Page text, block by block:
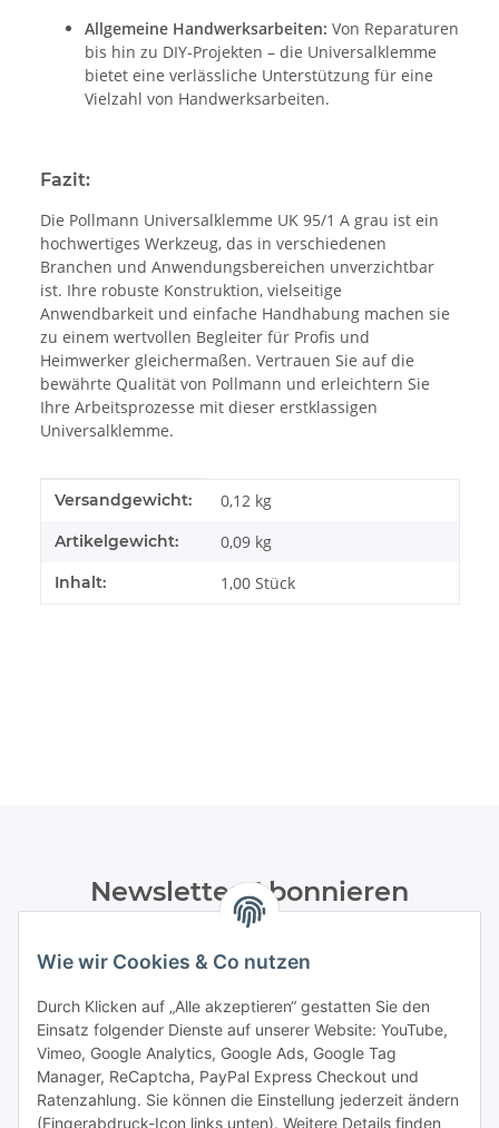
Wie wir Cookies & Co nutzen
Durch Klicken auf „Alle akzeptieren“ gestatten Sie den
Einsatz folgender Dienste auf unserer Website: YouTube,
Vimeo, Google Analytics, Google Ads, Google Tag
Manager, ReCaptcha, PayPal Express Checkout und
Ratenzahlung. Sie können die Einstellung jederzeit ändern
(Fingerabdruck-Icon links unten). Weitere Details finden
Allgemeine Handwerksarbeiten: Von Reparaturen
bis hin zu DIY-Projekten – die Universalklemme
bietet eine verlässliche Unterstützung für eine
Vielzahl von Handwerksarbeiten.
Fazit:
Die Pollmann Universalklemme UK 95/1 A grau ist ein
hochwertiges Werkzeug, das in verschiedenen
Branchen und Anwendungsbereichen unverzichtbar
ist. Ihre robuste Konstruktion, vielseitige
Anwendbarkeit und einfache Handhabung machen sie
zu einem wertvollen Begleiter für Profis und
Heimwerker gleichermaßen. Vertrauen Sie auf die
bewährte Qualität von Pollmann und erleichtern Sie
Ihre Arbeitsprozesse mit dieser erstklassigen
Universalklemme.
Produkteigenschaft
Wert
Versandgewicht: 0,12 kg
Artikelgewicht: 0,09 kg
Inhalt: 1,00 Stück
Newsletter Abonnieren
Datenschutzerklärungregelmäßig und jederzeit widerruflich
Abonnieren
Informationen